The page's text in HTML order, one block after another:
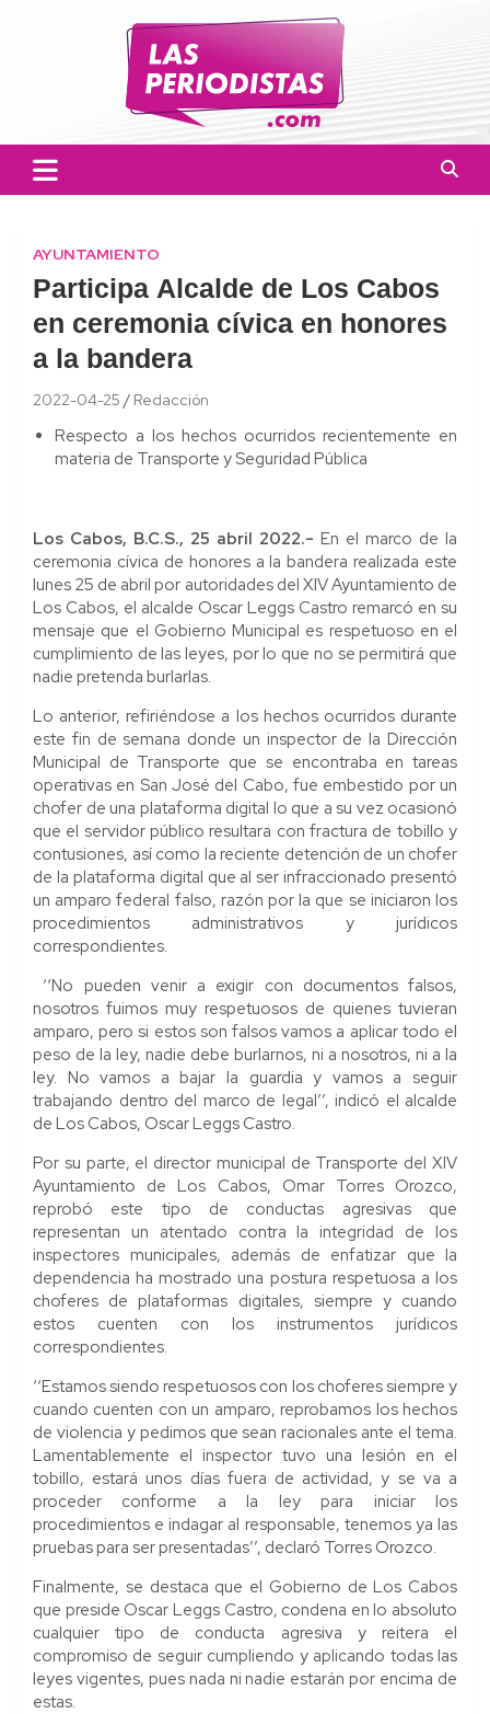
Las Periodistas
informado a la población.
AYUNTAMIENTO
Participa Alcalde de Los Cabos
en ceremonia cívica en honores
a la bandera
2022-04-25 Redacción
Respecto a los hechos ocurridos recientemente en
materia de Transporte y Seguridad Pública
Los Cabos, B.C.S., 25 abril 2022.- En el marco de la
ceremonia cívica de honores a la bandera realizada este
lunes 25 de abril por autoridades del XIV Ayuntamiento de
Los Cabos, el alcalde Oscar Leggs Castro remarcó en su
mensaje que el Gobierno Municipal es respetuoso en el
cumplimiento de las leyes, por lo que no se permitirá que
nadie pretenda burlarlas.
Lo anterior, refiriéndose a los hechos ocurridos durante
este fin de semana donde un inspector de la Dirección
Municipal de Transporte que se encontraba en tareas
operativas en San José del Cabo, fue embestido por un
chofer de una plataforma digital lo que a su vez ocasionó
que el servidor público resultara con fractura de tobillo y
contusiones, así como la reciente detención de un chofer
de la plataforma digital que al ser infraccionado presentó
un amparo federal falso, razón por la que se iniciaron los
procedimientos administrativos y jurídicos
correspondientes.
‘‘No pueden venir a exigir con documentos falsos,
nosotros fuimos muy respetuosos de quienes tuvieran
amparo, pero si estos son falsos vamos a aplicar todo el
peso de la ley, nadie debe burlarnos, ni a nosotros, ni a la
ley. No vamos a bajar la guardia y vamos a seguir
trabajando dentro del marco de legal’’, indicó el alcalde
de Los Cabos, Oscar Leggs Castro.
Por su parte, el director municipal de Transporte del XIV
Ayuntamiento de Los Cabos, Omar Torres Orozco,
reprobó este tipo de conductas agresivas que
representan un atentado contra la integridad de los
inspectores municipales, además de enfatizar que la
dependencia ha mostrado una postura respetuosa a los
choferes de plataformas digitales, siempre y cuando
estos cuenten con los instrumentos jurídicos
correspondientes.
‘‘Estamos siendo respetuosos con los choferes siempre y
cuando cuenten con un amparo, reprobamos los hechos
de violencia y pedimos que sean racionales ante el tema.
Lamentablemente el inspector tuvo una lesión en el
tobillo, estará unos días fuera de actividad, y se va a
proceder conforme a la ley para iniciar los
procedimientos e indagar al responsable, tenemos ya las
pruebas para ser presentadas’’, declaró Torres Orozco.
Finalmente, se destaca que el Gobierno de Los Cabos
que preside Oscar Leggs Castro, condena en lo absoluto
cualquier tipo de conducta agresiva y reitera el
compromiso de seguir cumpliendo y aplicando todas las
leyes vigentes, pues nada ni nadie estarán por encima de
estas.